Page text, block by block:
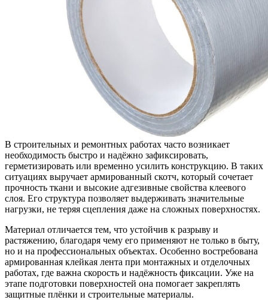
В строительных и ремонтных работах часто возникает
необходимость быстро и надёжно зафиксировать,
герметизировать или временно усилить конструкцию. В таких
ситуациях выручает армированный скотч, который сочетает
прочность ткани и высокие адгезивные свойства клеевого
слоя. Его структура позволяет выдерживать значительные
нагрузки, не теряя сцепления даже на сложных поверхностях.
Материал отличается тем, что устойчив к разрыву и
растяжению, благодаря чему его применяют не только в быту,
но и на профессиональных объектах. Особенно востребована
армированная клейкая лента при монтажных и отделочных
работах, где важна скорость и надёжность фиксации. Уже на
этапе подготовки поверхностей она помогает закреплять
защитные плёнки и строительные материалы.